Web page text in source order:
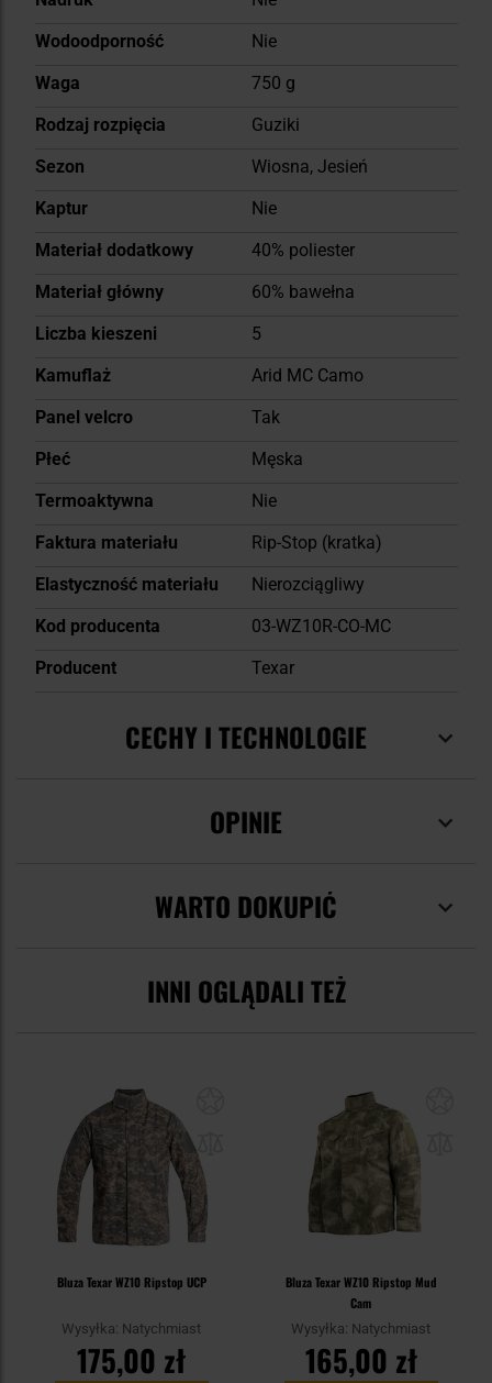
Wodoodporność
Nie
Waga
750 g
Rodzaj rozpięcia
Guziki
Sezon
Wiosna, Jesień
Kaptur
Nie
Materiał dodatkowy
40% poliester
Materiał główny
60% bawełna
Liczba kieszeni
5
Kamuflaż
Arid MC Camo
Panel velcro
Tak
Płeć
Męska
Termoaktywna
Nie
Faktura materiału
Rip-Stop (kratka)
Elastyczność materiału
Nierozciągliwy
Kod producenta
03-WZ10R-CO-MC
Producent
Texar
CECHY I TECHNOLOGIE
OPINIE
WARTO DOKUPIĆ
INNI OGLĄDALI TEŻ
Bluza Texar WZ10 Ripstop UCP
Wysyłka: Natychmiast
175,00 zł
Bluza Texar WZ10 Ripstop Mud
Cam
Wysyłka: Natychmiast
165,00 zł